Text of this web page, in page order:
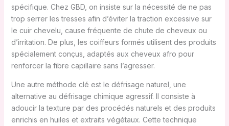
spécifique. Chez GBD, on insiste sur la nécessité de ne pas
trop serrer les tresses afin d’éviter la traction excessive sur
le cuir chevelu, cause fréquente de chute de cheveux ou
d’irritation. De plus, les coiffeurs formés utilisent des produits
spécialement conçus, adaptés aux cheveux afro pour
renforcer la fibre capillaire sans l’agresser.
Une autre méthode clé est le défrisage naturel, une
alternative au défrisage chimique agressif. Il consiste à
adoucir la texture par des procédés naturels et des produits
enrichis en huiles et extraits végétaux. Cette technique